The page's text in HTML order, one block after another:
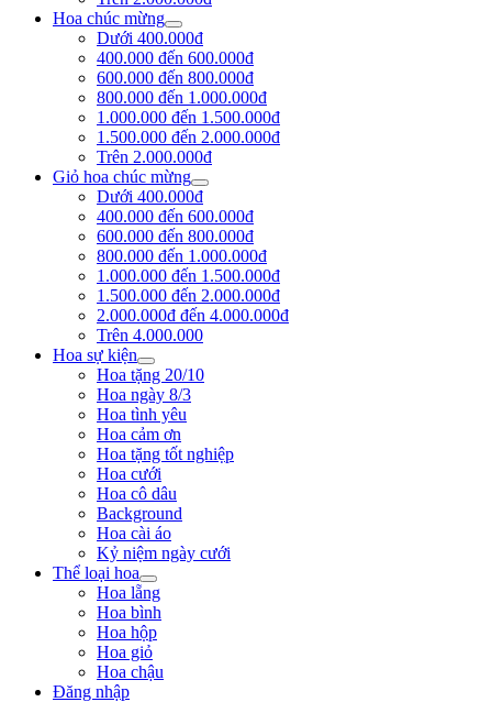
Hoa chúc mừng
Dưới 400.000đ
400.000 đến 600.000đ
600.000 đến 800.000đ
800.000 đến 1.000.000đ
1.000.000 đến 1.500.000đ
1.500.000 đến 2.000.000đ
Trên 2.000.000đ
Giỏ hoa chúc mừng
Dưới 400.000đ
400.000 đến 600.000đ
600.000 đến 800.000đ
800.000 đến 1.000.000đ
1.000.000 đến 1.500.000đ
1.500.000 đến 2.000.000đ
2.000.000đ đến 4.000.000đ
Trên 4.000.000
Hoa sự kiện
Hoa tặng 20/10
Hoa ngày 8/3
Hoa tình yêu
Hoa cảm ơn
Hoa tặng tốt nghiệp
Hoa cưới
Hoa cô dâu
Background
Hoa cài áo
Kỷ niệm ngày cưới
Thể loại hoa
Hoa lẵng
Hoa bình
Hoa hộp
Hoa giỏ
Hoa chậu
Đăng nhập